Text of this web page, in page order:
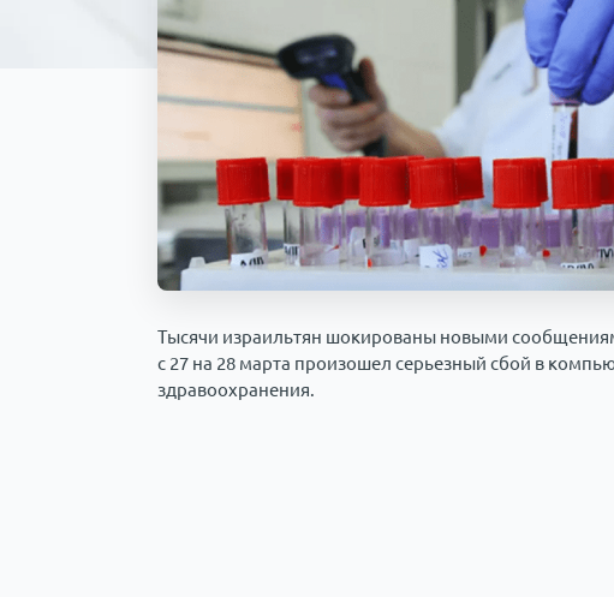
Тысячи израильтян шокированы новыми
с 27 на 28 марта произошел серьезный сбой в
здравоохранения.